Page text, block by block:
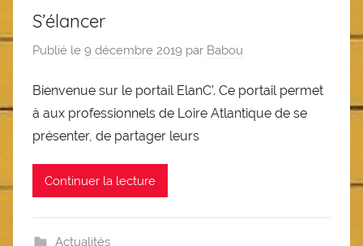
S’élancer
Publié le 9 décembre 2019 par Babou
Bienvenue sur le portail ElanC’. Ce portail permet
à aux professionnels de Loire Atlantique de se
présenter, de partager leurs
Continuer la lecture
Actualités